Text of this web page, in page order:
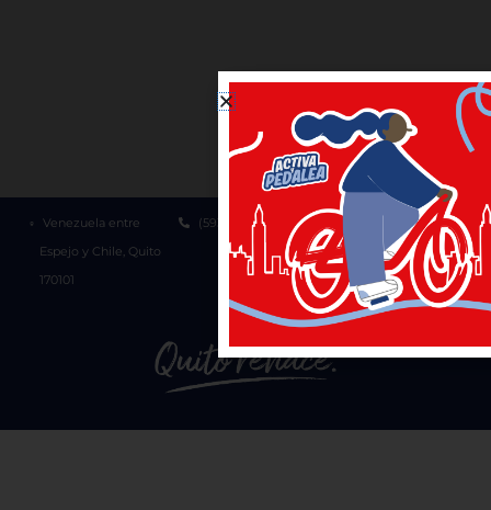
Venezuela entre
Espejo y Chile, Quito
170101
(593-2) 3952300 1800 510 510